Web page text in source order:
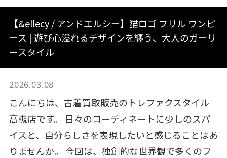
【&ellecy / アンドエルシー】猫ロゴ フリル ワンピ
ース | 遊び心溢れるデザインを纏う、大人のガーリ
ースタイル
2026.03.08
こんにちは、古着買取販売のトレファクスタイル
高槻店です。 日々のコーディネートに少しのスパ
イスと、自分らしさを表現したいと感じることはあ
りませんか。 今回は、独創的な世界観で多くのフ